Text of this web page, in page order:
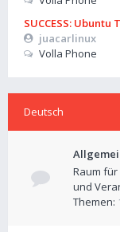
SUCCESS:
juacarlinux
Volla Phone
Deutsch
Raum
und
Themen: